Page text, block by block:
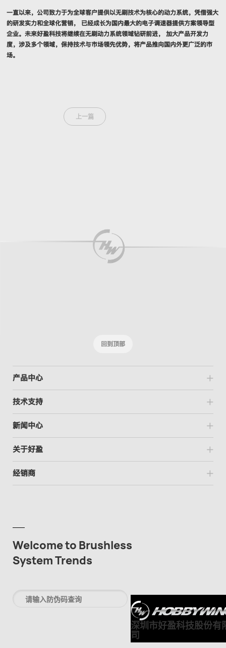
一直以来，公司致力于为全球客户提供以无刷技术为核心的动力系统，凭借强大
的研发实力和全球化营销， 已经成长为国内最大的电子调速器提供方案领导型
企业。未来好盈科技将继续在无刷动力系统领域钻研前进， 加大产品开发力
度，涉及多个领域，保持技术与市场领先优势，将产品推向国内外更广泛的市
场。
上一篇
回到顶部
产品中心
技术支持
新闻中心
关于好盈
经销商
Welcome to Brushless
System Trends
深圳市好盈科技股份有
司